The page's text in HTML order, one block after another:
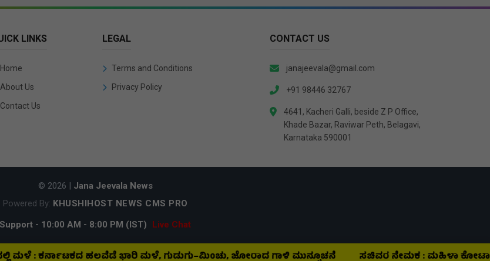
LINKS
Home
About Us
Contact Us
LEGAL
Terms and Conditions
Privacy Policy
CONTACT US
janajeevala@gmail.com
+91 98446 32767
4641, Kacheri Galli, beside Z P Office,
Khade Bazar, Raviwar Peth, Belagavi,
Karnataka 590001
© 2026 | Jana Jeevala News
Powered By: KHUSHIHOST NEWS CMS PRO
Support - 10:00 AM - 8:00 PM (IST)
Live Chat
ಹಲವೆಡೆ ಭಾರಿ ಮಳೆ, ಗುಡುಗು–ಮಿಂಚು, ಜೋರಾದ ಗಾಳಿ ಮುನ್ಸೂಚನೆ ಸಚಿವರ ನೇಮಕ : ಮಹಿಳಾ ಕೋಟಾ ಶೀಘ್ರವೇ